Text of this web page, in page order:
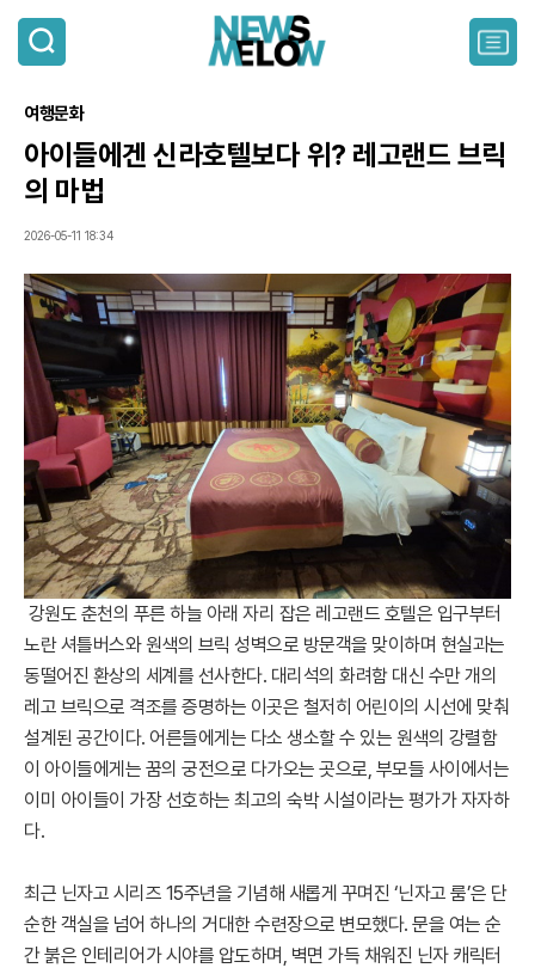
검
색
주
스
메
여행문화
아이들에겐 신라호텔보다 위? 레고랜드 브릭
의 마법
2026-05-11 18:34
강원도 춘천의 푸른 하늘 아래 자리 잡은 레고랜드 호텔은 입구부터
노란 셔틀버스와 원색의 브릭 성벽으로 방문객을 맞이하며 현실과는
동떨어진 환상의 세계를 선사한다. 대리석의 화려함 대신 수만 개의
레고 브릭으로 격조를 증명하는 이곳은 철저히 어린이의 시선에 맞춰
설계된 공간이다. 어른들에게는 다소 생소할 수 있는 원색의 강렬함
이 아이들에게는 꿈의 궁전으로 다가오는 곳으로, 부모들 사이에서는
이미 아이들이 가장 선호하는 최고의 숙박 시설이라는 평가가 자자하
다.
최근 닌자고 시리즈 15주년을 기념해 새롭게 꾸며진 ‘닌자고 룸’은 단
순한 객실을 넘어 하나의 거대한 수련장으로 변모했다. 문을 여는 순
간 붉은 인테리어가 시야를 압도하며, 벽면 가득 채워진 닌자 캐릭터